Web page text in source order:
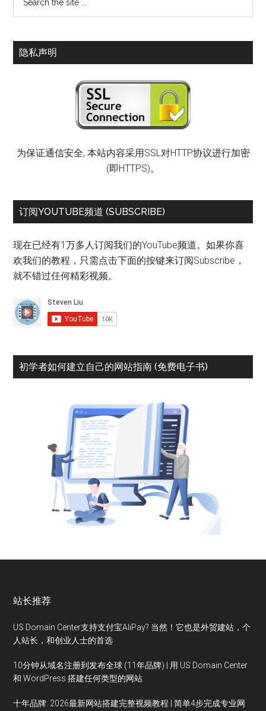
隐私声明
为保证通信安全, 本站内容采用SSL对HTTP协议进行加密
(即HTTPS)。
订阅YOUTUBE频道 (SUBSCRIBE)
现在已经有1万多人订阅我们的YouTube频道。如果你喜
欢我们的教程，只需点击下面的按键来订阅Subscribe，
就不错过任何精彩视频。
初学者如何建立自己的网站指南 (免费电子书)
站长推荐
US Domain Center支持支付宝AliPay? 当然！它也是外贸建站，个
人站长，和创业人士的首选
10分钟从域名注册到发布全球 (11年品牌) | 用 US Domain Center
和 WordPress 搭建任何类型的网站
十年品牌: 2026最新网站搭建完整视频教程 | 简单4步完成专业网